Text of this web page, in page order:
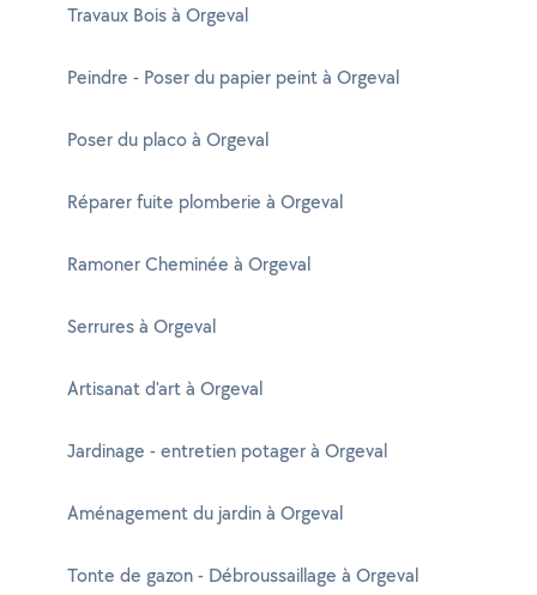
Travaux Bois à Orgeval
Peindre - Poser du papier peint à Orgeval
Poser du placo à Orgeval
Réparer fuite plomberie à Orgeval
Ramoner Cheminée à Orgeval
Serrures à Orgeval
Artisanat d'art à Orgeval
Jardinage - entretien potager à Orgeval
Aménagement du jardin à Orgeval
Tonte de gazon - Débroussaillage à Orgeval